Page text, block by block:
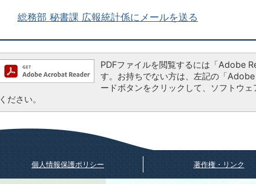
総務部 秘書課 広報統計係にメールを送る
PDFファイルを閲覧するには「Adobe
す。お持ちでない方は、左記の「
ードボタンをクリックして、ソフトウ
ください。
個人情報保護ポリシー 著作権・リンク